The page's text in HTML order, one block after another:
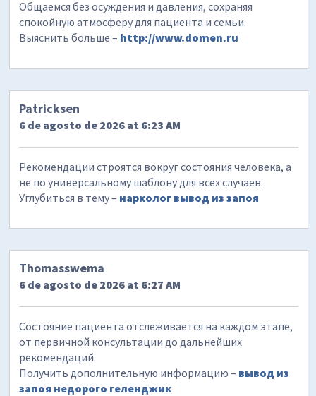
Общаемся без осуждения и давления, сохраняя
спокойную атмосферу для пациента и семьи.
Выяснить больше – http://www.domen.ru
Patricksen
6 de agosto de 2026 at 6:23 AM
Рекомендации строятся вокруг состояния человека, а
не по универсальному шаблону для всех случаев.
Углубиться в тему – нарколог вывод из запоя
Thomasswema
6 de agosto de 2026 at 6:27 AM
Состояние пациента отслеживается на каждом этапе,
от первичной консультации до дальнейших
рекомендаций.
Получить дополнительную информацию – вывод из
запоя недорого геленджик